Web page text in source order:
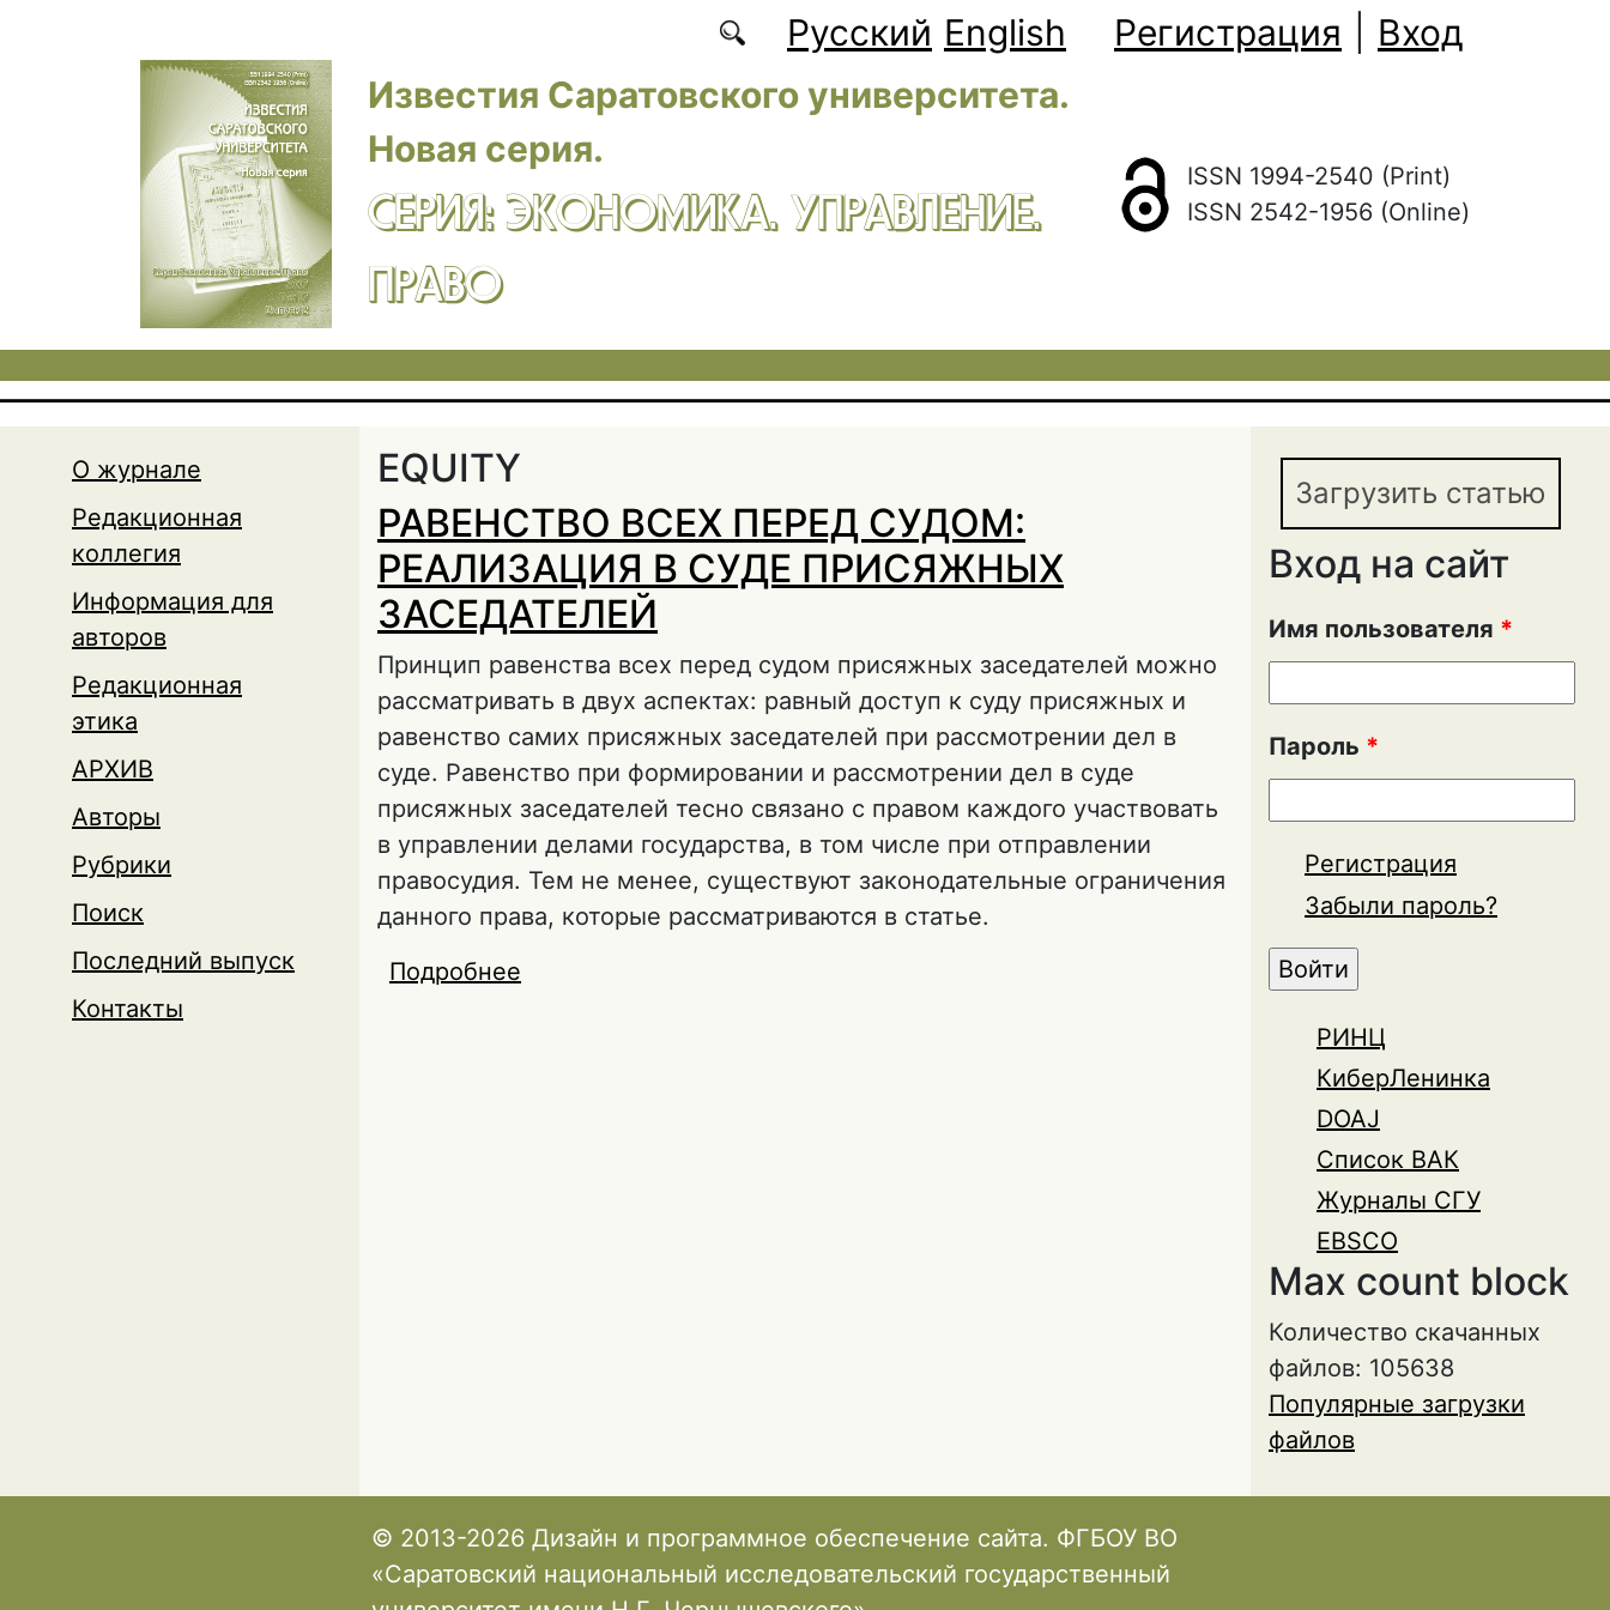
Русский English Регистрация
Вход
Известия Саратовского университета.
Новая серия.
СЕРИЯ: ЭКОНОМИКА. УПРАВЛЕНИЕ.
ПРАВО
ISSN 1994-2540 (Print)
ISSN 2542-1956 (Online)
О журнале
Редакционная
коллегия
Информация для
авторов
Редакционная
этика
АРХИВ
Авторы
Рубрики
Поиск
Последний выпуск
Контакты
EQUITY
РАВЕНСТВО ВСЕХ ПЕРЕД СУДОМ:
РЕАЛИЗАЦИЯ В СУДЕ ПРИСЯЖНЫХ
ЗАСЕДАТЕЛЕЙ
Принцип равенства всех перед судом присяжных заседателей можно
рассматривать в двух аспектах: равный доступ к суду присяжных и
равенство самих присяжных заседателей при рассмотрении дел в
суде. Равенство при формировании и рассмотрении дел в суде
присяжных заседателей тесно связано с правом каждого участвовать
в управлении делами государства, в том числе при отправлении
правосудия. Тем не менее, существуют законодательные ограничения
данного права, которые рассматриваются в статье.
Подробнее
Загрузить статью
Вход на сайт
Имя пользователя *
Пароль *
Регистрация
Забыли пароль?
РИНЦ
КиберЛенинка
DOAJ
Список ВАК
Журналы СГУ
EBSCO
Max count block
Количество скачанных
файлов: 105638
Популярные загрузки
файлов
© 2013-2026 Дизайн и программное обеспечение сайта. ФГБОУ ВО
«Саратовский национальный исследовательский государственный